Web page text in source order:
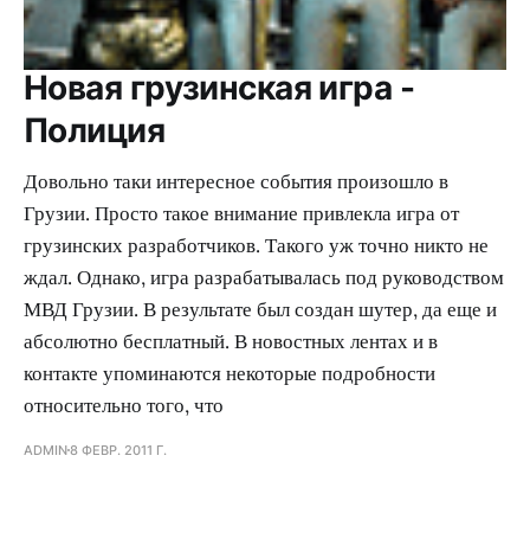
Новая грузинская игра -
Полиция
Довольно таки интересное события произошло в
Грузии. Просто такое внимание привлекла игра от
грузинских разработчиков. Такого уж точно никто не
ждал. Однако, игра разрабатывалась под руководством
МВД Грузии. В результате был создан шутер, да еще и
абсолютно бесплатный. В новостных лентах и в
контакте упоминаются некоторые подробности
относительно того, что
ADMIN8 ФЕВР. 2011 Г.